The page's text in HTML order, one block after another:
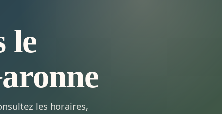
le
les horaires,